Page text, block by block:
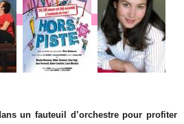
un fauteuil d’orchestre pour profiter